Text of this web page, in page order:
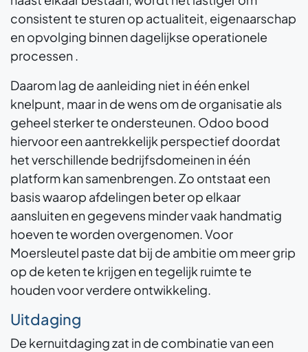
consistent te sturen op actualiteit, eigenaarschap
en opvolging binnen dagelijkse operationele
processen .
Daarom lag de aanleiding niet in één enkel
knelpunt, maar in de wens om de organisatie als
geheel sterker te ondersteunen. Odoo bood
hiervoor een aantrekkelijk perspectief doordat
het verschillende bedrijfsdomeinen in één
platform kan samenbrengen. Zo ontstaat een
basis waarop afdelingen beter op elkaar
aansluiten en gegevens minder vaak handmatig
hoeven te worden overgenomen. Voor
Moersleutel paste dat bij de ambitie om meer grip
op de keten te krijgen en tegelijk ruimte te
houden voor verdere ontwikkeling.
Uitdaging
De kernuitdaging zat in de combinatie van een